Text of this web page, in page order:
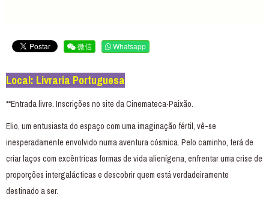
微信 Whatsapp
Local: Livraria Portuguesa
**Entrada livre. Inscrições no site da Cinemateca‧Paixão.
Elio, um entusiasta do espaço com uma imaginação fértil, vê-se
inesperadamente envolvido numa aventura cósmica. Pelo caminho, terá de
criar laços com excêntricas formas de vida alienígena, enfrentar uma crise de
proporções intergalácticas e descobrir quem está verdadeiramente
destinado a ser.